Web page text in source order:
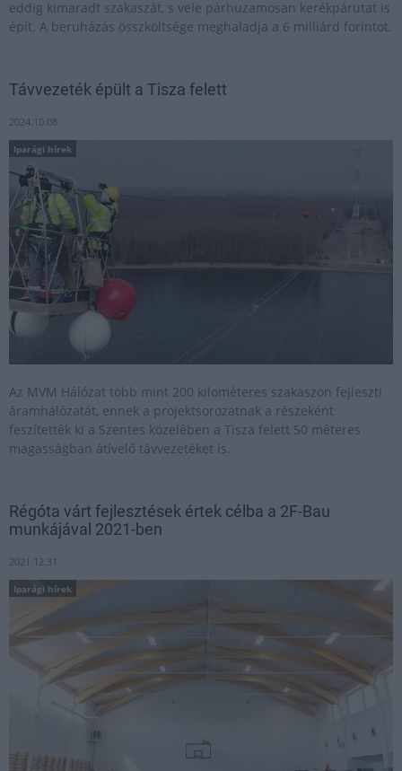
eddig kimaradt szakaszát, s vele párhuzamosan kerékpárutat is
épít. A beruházás összköltsége meghaladja a 6 milliárd forintot.
Távvezeték épült a Tisza felett
2024.10.08
Iparági hírek
Az MVM Hálózat több mint 200 kilométeres szakaszon fejleszti
áramhálózatát, ennek a projektsorozatnak a részeként
feszítették ki a Szentes közelében a Tisza felett 50 méteres
magasságban átívelő távvezetéket is.
Régóta várt fejlesztések értek célba a 2F-Bau
munkájával 2021-ben
2021.12.31
Iparági hírek